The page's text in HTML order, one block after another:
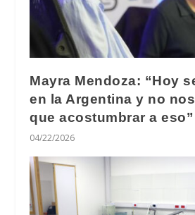
Mayra Mendoza: “Hoy
en la Argentina y no
que acostumbrar a eso”
04/22/2026